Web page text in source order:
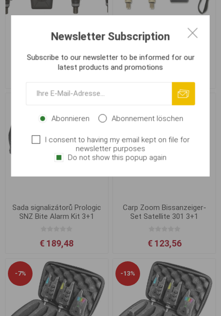
Carp Zoom Bissanzeiger-
Carp Zoom Bissanzeiger-
Sada signalizátorů Prologic
SNZ Bite Alarm Kit 3+1
€ 189,48
Carp Zoom Bissanzeiger-
Set Satellite 301 3+1
€ 123,56
-7% -13%
Newsletter Subscription
Subscribe to our newsletter to be informed for our
latest products and promotions
Abonnieren Abonnement löschen
I consent to having my email kept on file for
newsletter purposes
Do not show this popup again